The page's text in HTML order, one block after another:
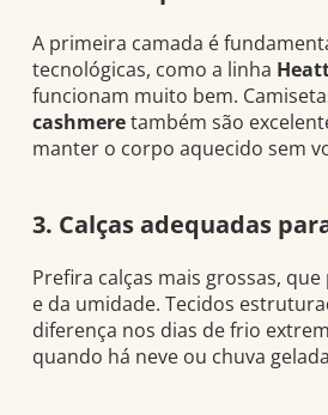
A primeira camada é
tecnológicas, como a linha
funcionam muito bem.
cashmeretambém são
manter o corpo aquecido sem
3. Calças adequadas
Prefira calças mais grossas,
e da umidade. Tecidos
diferença nos dias de frio
quando há neve ou chuva